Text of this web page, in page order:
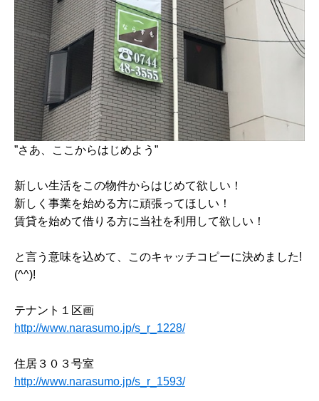
”さあ、ここからはじめよう”
新しい生活をこの物件からはじめて欲しい！
新しく事業を始める方に頑張ってほしい！
賃貸を始めて借りる方に当社を利用して欲しい！
と言う意味を込めて、このキャッチコピーに決めました!
(^^)!
テナント１区画
http://www.narasumo.jp/s_r_1228/
住居３０３号室
http://www.narasumo.jp/s_r_1593/